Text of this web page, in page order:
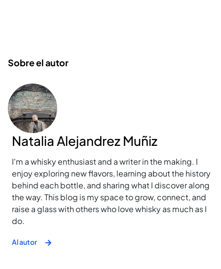
Sobre el autor
Natalia Alejandrez Muñiz
I'm a whisky enthusiast and a writer in the making. I
enjoy exploring new flavors, learning about the history
behind each bottle, and sharing what I discover along
the way. This blog is my space to grow, connect, and
raise a glass with others who love whisky as much as I
do.
Al autor